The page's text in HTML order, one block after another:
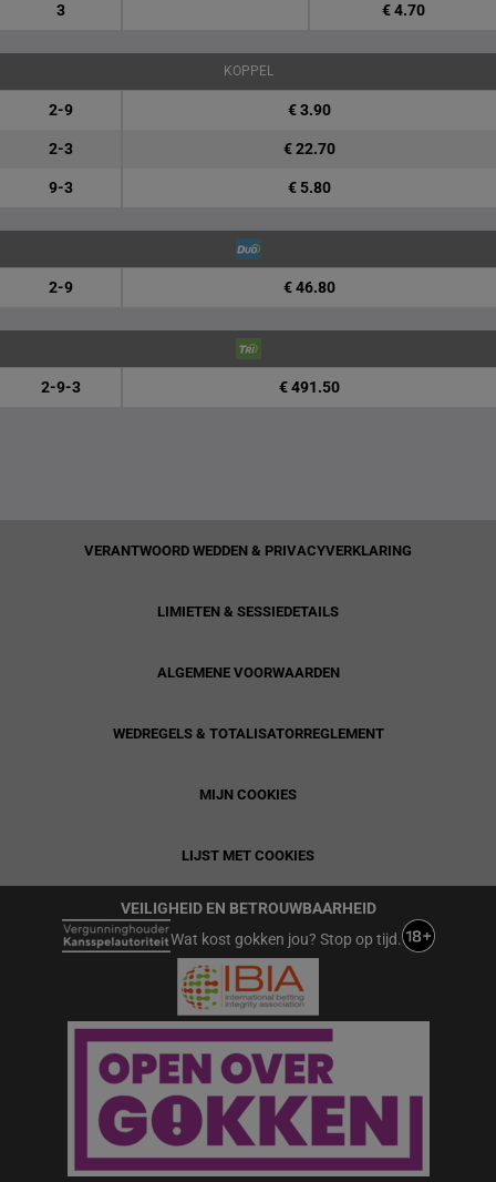
3 € 4.70
KOPPEL
2-9 € 3.90
2-3 € 22.70
9-3 € 5.80
2-9 € 46.80
2-9-3 € 491.50
VERANTWOORD WEDDEN & PRIVACYVERKLARING
LIMIETEN & SESSIEDETAILS
ALGEMENE VOORWAARDEN
WEDREGELS & TOTALISATORREGLEMENT
MIJN COOKIES
LIJST MET COOKIES
VEILIGHEID EN BETROUWBAARHEID
Wat kost gokken jou? Stop op tijd.